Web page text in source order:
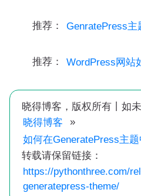
推荐： GenratePress主
推荐： WordPress网站
晓得博客，版权所有丨如
晓得博客
»
如何在GeneratePress主
转载请保留链接：
https://pythonthree.com/
generatepress-theme/